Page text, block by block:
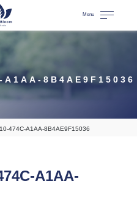
Menu
8B4AE9F15036
474C-A1AA-8B4AE9F15036
A1AA-